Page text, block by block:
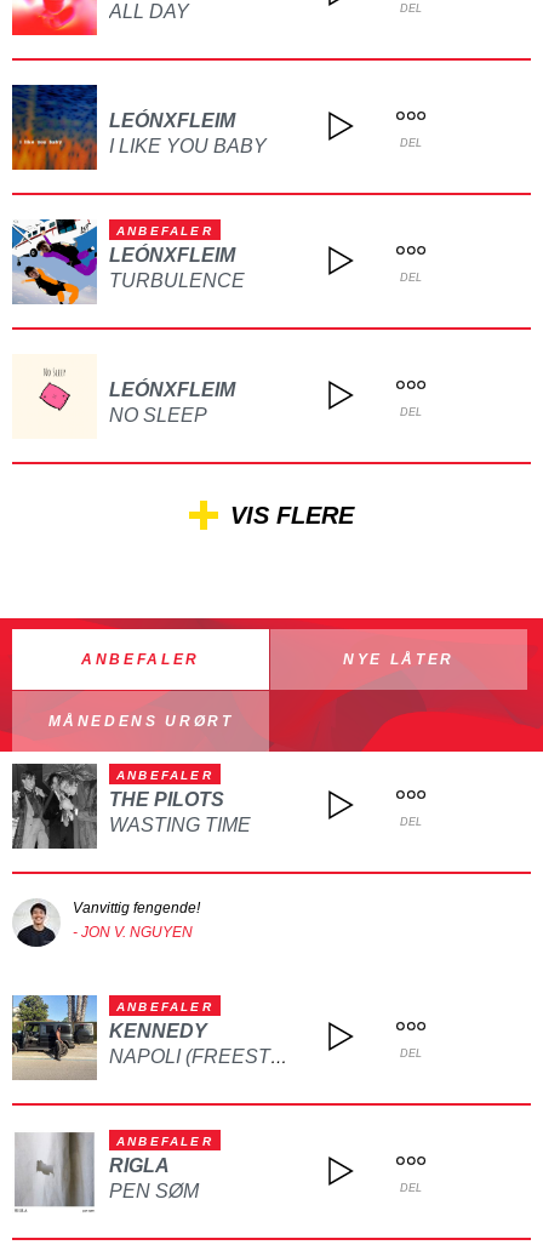
ALL DAY
DEL
LEÓNXFLEIM
I LIKE YOU BABY
DEL
ANBEFALER
LEÓNXFLEIM
TURBULENCE
DEL
LEÓNXFLEIM
NO SLEEP
DEL
VIS FLERE
ANBEFALER NYE LÅTER
MÅNEDENS URØRT
ANBEFALER
THE PILOTS
WASTING TIME
DEL
Vanvittig fengende!
- JON V. NGUYEN
ANBEFALER
KENNEDY
NAPOLI (FREESTYLE) DEL
ANBEFALER
RIGLA
PEN SØM
DEL